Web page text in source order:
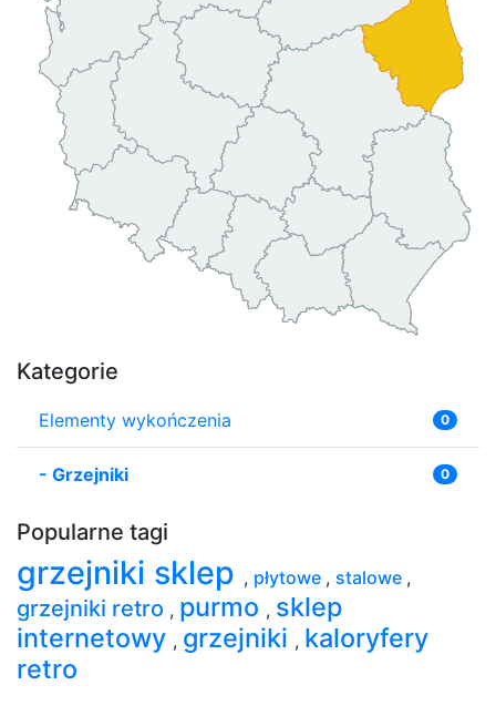
Kategorie
Elementy wykończenia 0
- Grzejniki 0
Popularne tagi
grzejniki sklep , płytowe , stalowe ,
grzejniki retro , purmo , sklep
internetowy , grzejniki , kaloryfery
retro